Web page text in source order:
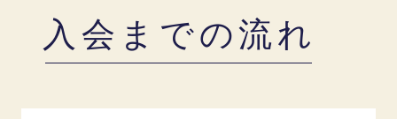
入会までの流れ